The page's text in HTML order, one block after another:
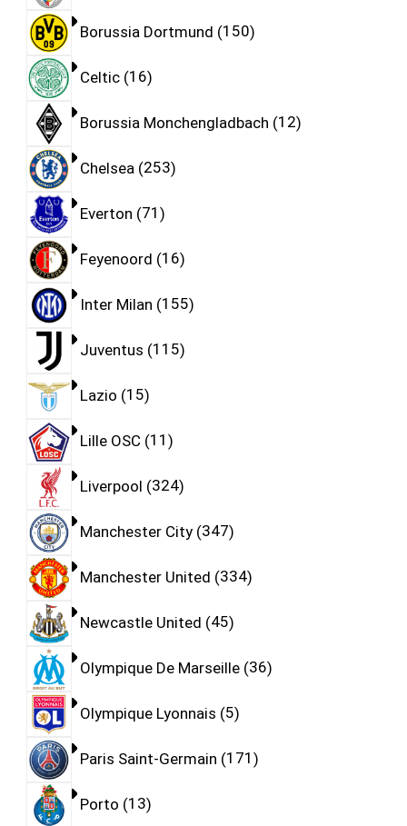
Borussia Dortmund 150
Celtic 16
Borussia Monchengladbach 12
Chelsea 253
Everton 71
Feyenoord 16
Inter Milan 155
Juventus 115
Lazio 15
Lille OSC 11
Liverpool 324
Manchester City 347
Manchester United 334
Newcastle United 45
Olympique De Marseille 36
Olympique Lyonnais 5
Paris Saint-Germain 171
Porto 13